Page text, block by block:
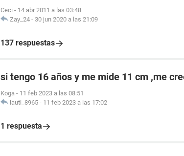
Ceci - 14 abr 2011 a las 03:48
Zay_24 - 30 jun 2020 a las 21:09
137 respuestas
si tengo 16 años y me mide 11 cm ,me
Koga - 11 feb 2023 a las 08:51
lauti_8965 - 11 feb 2023 a las 17:02
1 respuesta